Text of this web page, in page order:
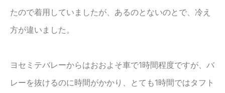
たので着用していましたが、あるのとないのとで、冷え
方が違いました。
ヨセミテバレーからはおおよそ車で1時間程度ですが、バ
レーを抜けるのに時間がかかり、とても1時間ではタフト